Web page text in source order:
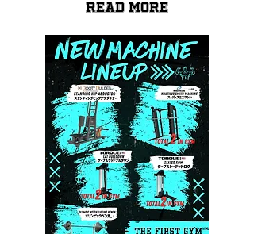
Read More